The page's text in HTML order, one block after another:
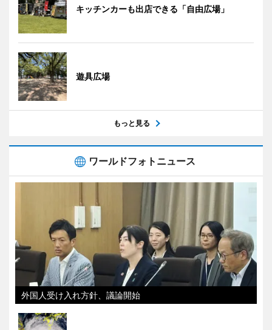
キッチンカーも出店できる「自由広場」
遊具広場
もっと見る
ワールドフォトニュース
外国人受け入れ方針、議論開始